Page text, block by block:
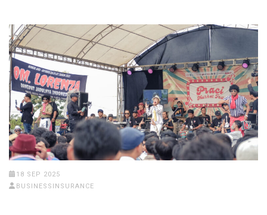
18 SEP 2025
BUSINESSINSURANCE